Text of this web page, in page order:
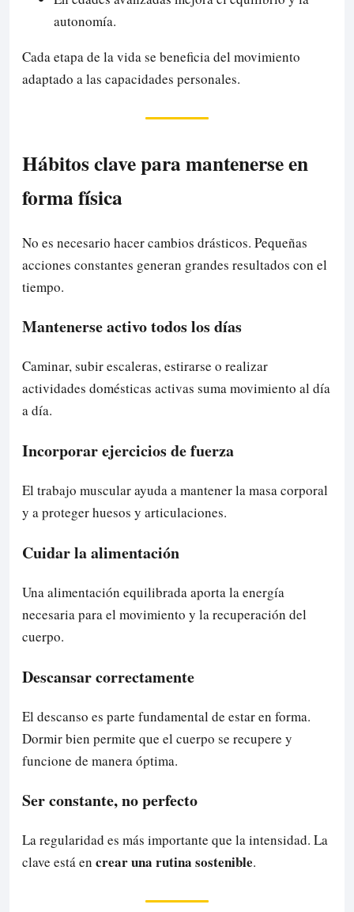
autonomía.
Cada etapa de la vida se beneficia del movimiento
adaptado a las capacidades personales.
Hábitos clave para mantenerse en
forma física
No es necesario hacer cambios drásticos. Pequeñas
acciones constantes generan grandes resultados con el
tiempo.
Mantenerse activo todos los días
Caminar, subir escaleras, estirarse o realizar
actividades domésticas activas suma movimiento al día
a día.
Incorporar ejercicios de fuerza
El trabajo muscular ayuda a mantener la masa corporal
y a proteger huesos y articulaciones.
Cuidar la alimentación
Una alimentación equilibrada aporta la energía
necesaria para el movimiento y la recuperación del
cuerpo.
Descansar correctamente
El descanso es parte fundamental de estar en forma.
Dormir bien permite que el cuerpo se recupere y
funcione de manera óptima.
Ser constante, no perfecto
La regularidad es más importante que la intensidad. La
clave está en crear una rutina sostenible.